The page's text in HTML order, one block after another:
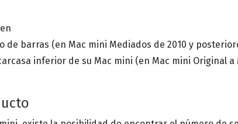
de barras (en Mac mini Mediados de 2010 y
inferior de su Mac mini (en Mac mini Original a